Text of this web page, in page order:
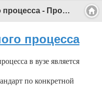
Организация учебного процесса - Профессиональный педагог
процесса
в вузе является
по конкретной